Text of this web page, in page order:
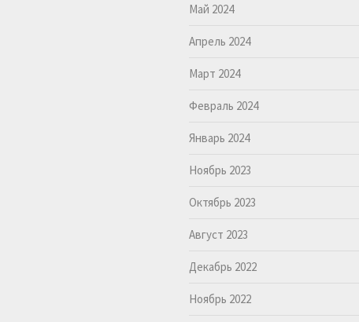
Май 2024
Апрель 2024
Март 2024
Февраль 2024
Январь 2024
Ноябрь 2023
Октябрь 2023
Август 2023
Декабрь 2022
Ноябрь 2022